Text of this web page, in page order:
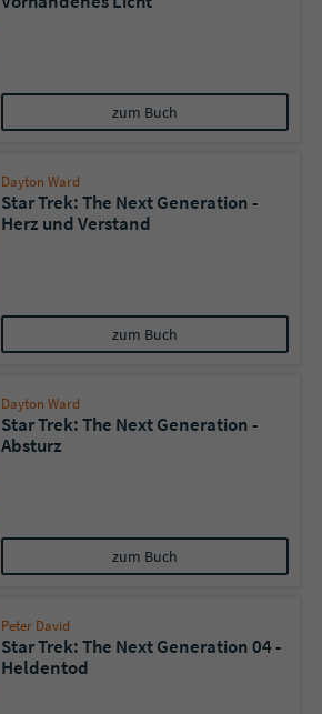
zum Buch
Dayton Ward
Star Trek: The Next Generation -
Herz und Verstand
zum Buch
Dayton Ward
Star Trek: The Next Generation -
Absturz
zum Buch
Peter David
Star Trek: The Next Generation 04 -
Heldentod